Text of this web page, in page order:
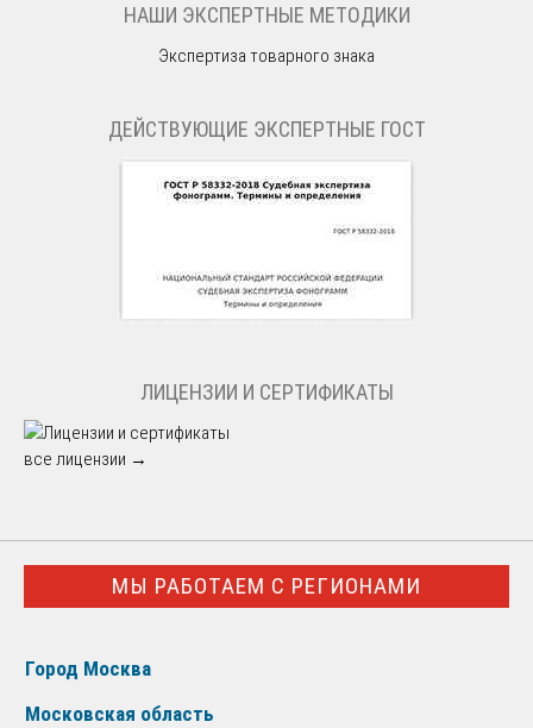
НАШИ ЭКСПЕРТНЫЕ МЕТОДИКИ
Экспертиза товарного знака
ДЕЙСТВУЮЩИЕ ЭКСПЕРТНЫЕ ГОСТ
ЛИЦЕНЗИИ И СЕРТИФИКАТЫ
все лицензии →
МЫ РАБОТАЕМ С РЕГИОНАМИ
Город Москва
Московская область